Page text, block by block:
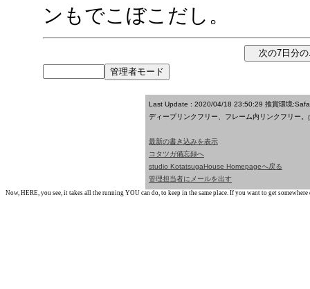
ンもでこぼこだし。
Last Update : 2020/04/18 23:50:29 推賞環境
ディープリンクフリー、フレーム内リンクフリー。
最新の書き込みを表示
コタツガ備忘録へ
studio KotatsugaHouse Homepageへ戻る
管理担当者にメールを出す
Now, HERE, you see, it takes all the running YOU can do, to keep in the same place. If you want to get